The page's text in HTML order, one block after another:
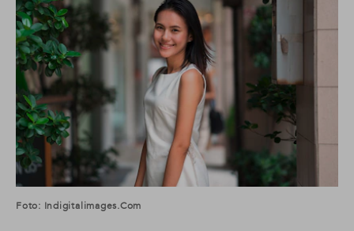
Foto: Indigitalimages.com